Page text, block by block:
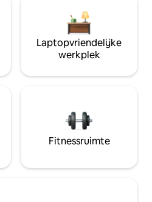
Laptopvriendelijke
werkplek
Fitnessruimte